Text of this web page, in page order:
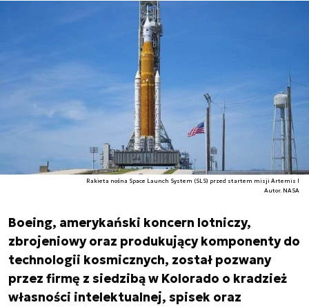
Rakieta nośna Space Launch System (SLS) przed startem misji Artemis I
Autor. NASA
Boeing, amerykański koncern lotniczy,
zbrojeniowy oraz produkujący komponenty do
technologii kosmicznych, został pozwany
przez firmę z siedzibą w Kolorado o kradzież
własności intelektualnej, spisek oraz